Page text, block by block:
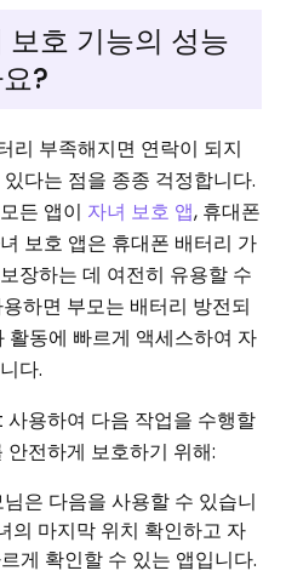
호 기능의 성능
?
리 부족해지면 연락이 되지
다는 점을 종종 걱정합니다.
든 앱이 자녀 보호 앱, 휴대폰
보호 앱은 휴대폰 배터리 가
장하는 데 여전히 유용할 수
하면 부모는 배터리 방전되
활동에 빠르게 액세스하여 자
다.
용하여 다음 작업을 수행할
안전하게 보호하기 위해:
은 다음을 사용할 수 있습니
의 마지막 위치 확인하고 자
게 확인할 수 있는 앱입니다.